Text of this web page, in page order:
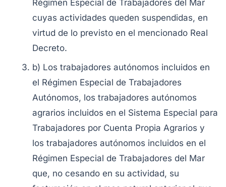
Régimen Especial de Trabajadores del Mar
cuyas actividades queden suspendidas, en
virtud de lo previsto en el mencionado Real
Decreto.
b) Los trabajadores autónomos incluidos en
el Régimen Especial de Trabajadores
Autónomos, los trabajadores autónomos
agrarios incluidos en el Sistema Especial para
Trabajadores por Cuenta Propia Agrarios y
los trabajadores autónomos incluidos en el
Régimen Especial de Trabajadores del Mar
que, no cesando en su actividad, su